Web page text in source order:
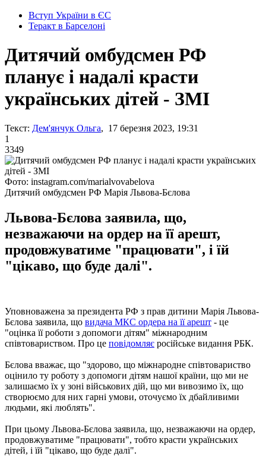
Вступ України в ЄС
Теракт в Барселоні
Дитячий омбудсмен РФ
планує і надалі красти
українських дітей - ЗМІ
Текст: Дем'янчук Ольга, 17 березня 2023, 19:31
1
3349
Фото: instagram.com/marialvovabelova
Дитячий омбудсмен РФ Марія Львова-Бєлова
Львова-Бєлова заявила, що,
незважаючи на ордер на її арешт,
продовжуватиме "працювати", і їй
"цікаво, що буде далі".
Уповноважена за президента РФ з прав дитини Марія Львова-
Бєлова заявила, що видача МКС ордера на її арешт - це
"оцінка її роботи з допомоги дітям" міжнародним
співтовариством. Про це повідомляє російське видання РБК.
Бєлова вважає, що "здорово, що міжнародне співтовариство
оцінило ту роботу з допомоги дітям нашої країни, що ми не
залишаємо їх у зоні військових дій, що ми вивозимо їх, що
створюємо для них гарні умови, оточуємо їх дбайливими
людьми, які люблять".
При цьому Львова-Бєлова заявила, що, незважаючи на ордер,
продовжуватиме "працювати", тобто красти українських
дітей, і їй "цікаво, що буде далі".